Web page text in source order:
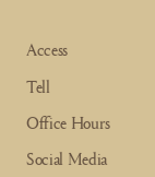
Access
Tell
Office Hours
Social Media